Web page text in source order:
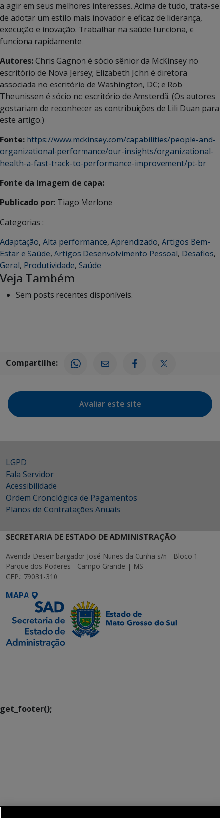
a agir em seus melhores interesses. Acima de tudo, trata-se
de adotar um estilo mais inovador e eficaz de liderança,
execução e inovação. Trabalhar na saúde funciona, e
funciona rapidamente.
Autores:Chris Gagnon é sócio sênior da McKinsey no
escritório de Nova Jersey; Elizabeth John é diretora
associada no escritório de Washington, DC; e Rob
Theunissen é sócio no escritório de Amsterdã. (Os autores
gostariam de reconhecer as contribuições de Lili Duan para
este artigo.)
Fonte: https://www.mckinsey.com/capabilities/people-and-
organizational-performance/our-insights/organizational-
health-a-fast-track-to-performance-improvement/pt-br
Fonte da imagem de capa:
Publicado por: Tiago Merlone
Categorias :
Adaptação, Alta performance, Aprendizado, Artigos Bem-
Estar e Saúde, Artigos Desenvolvimento Pessoal, Desafios,
Geral, Produtividade, Saúde
Veja Também
Sem posts recentes disponíveis.
Compartilhe:
Avaliar este site
LGPD
Fala Servidor
Acessibilidade
Ordem Cronológica de Pagamentos
Planos de Contratações Anuais
SECRETARIA DE ESTADO DE ADMINISTRAÇÃO
Avenida Desembargador José Nunes da Cunha s/n - Bloco 1
Parque dos Poderes - Campo Grande | MS
CEP.: 79031-310
MAPA
get_footer();